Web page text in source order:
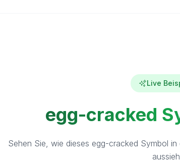
Live
egg-cracked
Sehen Sie, wie dieses egg-cracked Symbol